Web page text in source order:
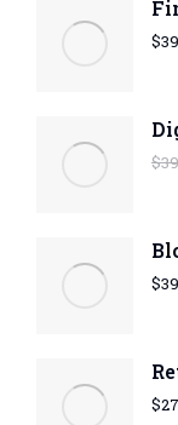
$
$
$
$